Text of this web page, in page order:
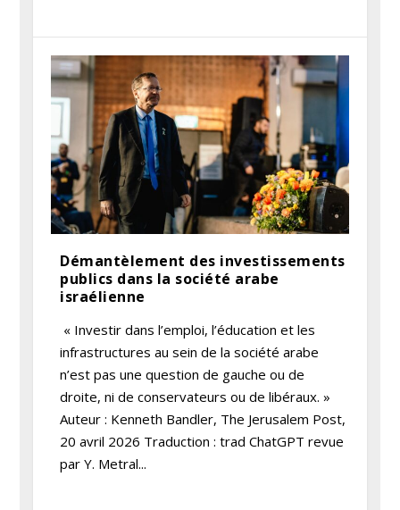
Démantèlement des investissements
publics dans la société arabe
israélienne
« Investir dans l’emploi, l’éducation et les
infrastructures au sein de la société arabe
n’est pas une question de gauche ou de
droite, ni de conservateurs ou de libéraux. »
Auteur : Kenneth Bandler, The Jerusalem Post,
20 avril 2026 Traduction : trad ChatGPT revue
par Y. Metral...